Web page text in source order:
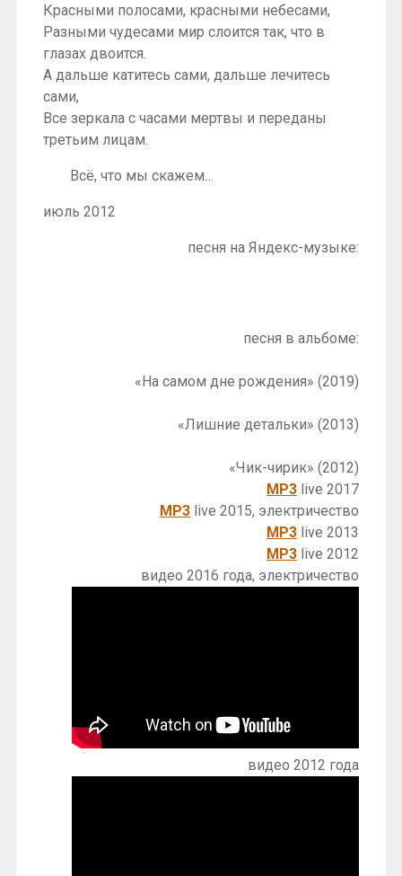
Красными полосами, красными небесами,
Разными чудесами мир слоится так, что в
глазах двоится.
А дальше катитесь сами, дальше лечитесь
сами,
Все зеркала с часами мертвы и переданы
третьим лицам.
Всё, что мы скажем…
июль 2012
песня на Яндекс-музыке:
песня в альбоме:
«На самом дне рождения» (2019)
«Лишние детальки» (2013)
«Чик-чирик» (2012)
MP3 live 2017
MP3 live 2015, электричество
MP3 live 2013
MP3 live 2012
видео 2016 года, электричество
видео 2012 года